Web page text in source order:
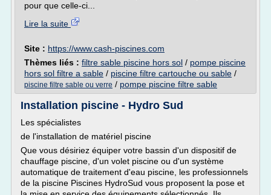
pour que celle-ci...
Lire la suite
Site : https://www.cash-piscines.com
Thèmes liés : filtre sable piscine hors sol / pompe piscine
hors sol filtre a sable / piscine filtre cartouche ou sable /
piscine filtre sable ou verre / pompe piscine filtre sable
Installation piscine - Hydro Sud
Les spécialistes
de l'installation de matériel piscine
Que vous désiriez équiper votre bassin d'un dispositif de
chauffage piscine, d'un volet piscine ou d'un système
automatique de traitement d'eau piscine, les professionnels
de la piscine Piscines HydroSud vous proposent la pose et